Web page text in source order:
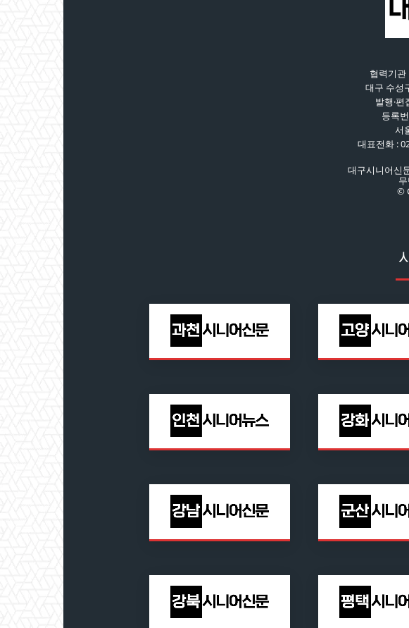
협력기
대구 수성
발행·
등록
서
대표전화 :
대구시니어신
©